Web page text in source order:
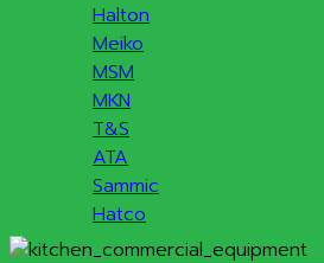
Halton
Meiko
MSM
MKN
T&S
ATA
Sammic
Hatco